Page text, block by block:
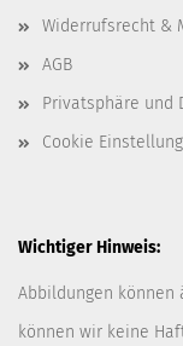
Widerrufsrecht &
AGB
Privatsphäre und
Cookie
Wichtiger Hinweis:
Abbildungen können
können wir keine